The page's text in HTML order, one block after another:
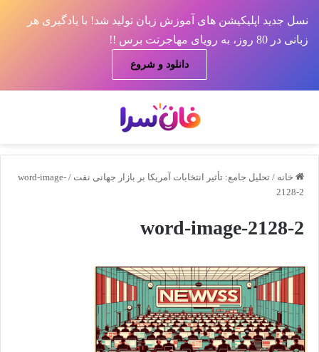
نسل جدید اپلیکیشن های آموزش زبان تولید شد! با یادگیری هر
زبانی در 80 روز، به رویای مهاجرتت برس !!
دانلود و شروع
خانه / تحلیل جامع: تأثیر انتخابات آمریکا بر بازار جهانی نفت /
word-image-
2128-2
word-image-2128-2